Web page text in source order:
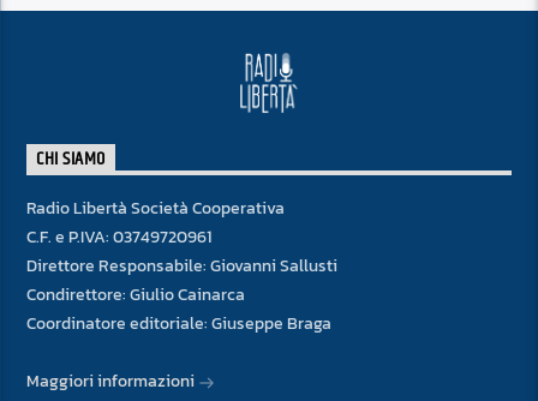
CHI SIAMO
Radio Libertà Società Cooperativa
C.F. e P.IVA: 03749720961
Direttore Responsabile: Giovanni Sallusti
Condirettore: Giulio Cainarca
Coordinatore editoriale: Giuseppe Braga
Maggiori informazioni